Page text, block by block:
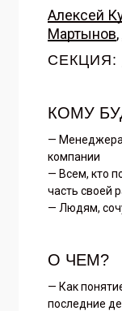
Алексей
Мартынов,
СЕКЦИЯ:
КОМУ
—
компании
— Всем, кто
часть своей
— Людям,
О ЧЕМ?
— Как
последние